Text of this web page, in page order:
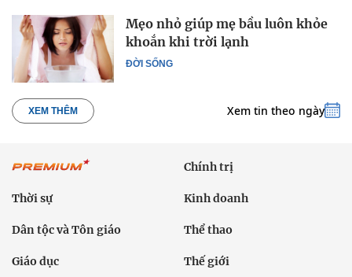
ĐỜI SỐNG
Mẹo nhỏ giúp mẹ bầu luôn khỏe
khoắn khi trời lạnh
XEM THÊM Xem tin theo ngày
Chính trị
Thời sự Kinh doanh
Dân tộc và Tôn giáo Thể thao
Giáo dục Thế giới